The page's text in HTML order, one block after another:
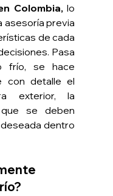
Colombia, lo
asesoría previa
de cada
Pasa
frío, se hace
con detalle el
exterior, la
se deben
dentro